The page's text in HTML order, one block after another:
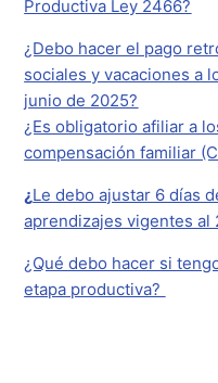
Productiva Ley 2466?
¿Debo hacer el pago
sociales y vacaciones a
junio de 2025?
¿Es obligatorio afiliar a
compensación familiar
¿Le debo ajustar 6 días
aprendizajes vigentes al
¿Qué debo hacer si
etapa productiva?